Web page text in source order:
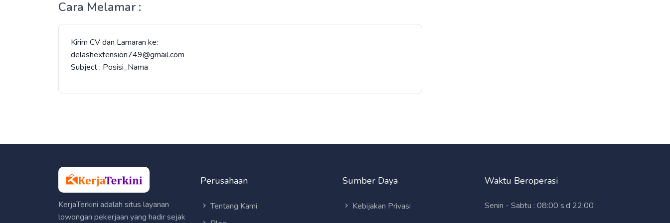
Cara Melamar :
Kirim CV dan Lamaran ke:
delashextension749@gmail.com
Subject : Posisi_Nama
KerjaTerkini adalah situs layanan
lowongan pekerjaan yang hadir sejak
Perusahaan
Tentang Kami
Sumber Daya
Kebijakan Privasi
Waktu Beroperasi
Senin - Sabtu : 08:00 s.d 22:00